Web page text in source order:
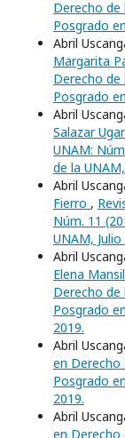
Derecho de
Posgrado
Abril
Margarita
Derecho de
Posgrado
Abril
Salazar
UNAM:
de la
Abril
Fierro ,
Núm. 11
UNAM,
Abril
Elena
Derecho de
Posgrado
2019.
Abril
en Derecho
Posgrado
2019.
Abril
en Derecho